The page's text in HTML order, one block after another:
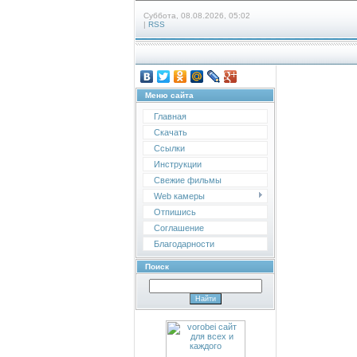
Суббота, 08.08.2026, 05:02
| RSS
Меню сайта
Главная
Скачать
Ссылки
Инструкции
Свежие фильмы
Web камеры
Отпишись
Соглашение
Благодарности
Поиск